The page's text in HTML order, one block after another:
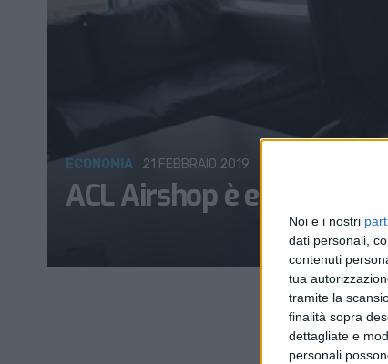
Noi e i nostri
dati personali,
contenuti
tua
tramite la
finalità sopra
dettagliate e
personali
ACL Airshop è entrata
ECONOMIA 21 FEBBRAIO 2019